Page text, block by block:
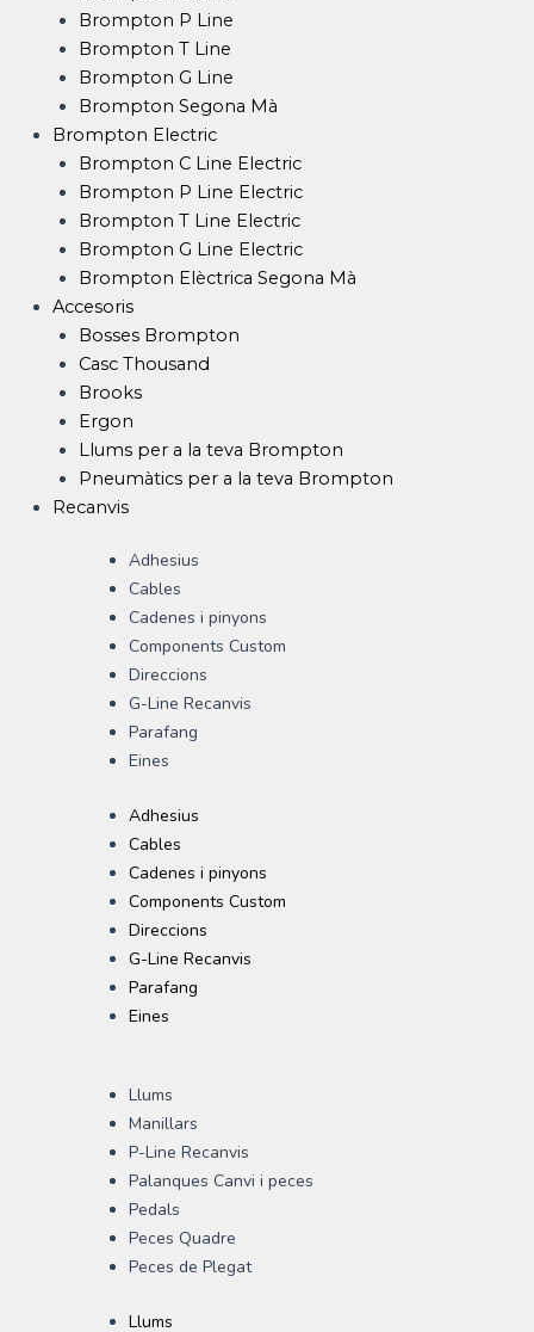
Brompton P Line
Brompton T Line
Brompton G Line
Brompton Segona Mà
Brompton Electric
Brompton C Line Electric
Brompton P Line Electric
Brompton T Line Electric
Brompton G Line Electric
Brompton Elèctrica Segona Mà
Accesoris
Bosses Brompton
Casc Thousand
Brooks
Ergon
Llums per a la teva Brompton
Pneumàtics per a la teva Brompton
Recanvis
Adhesius
Cables
Cadenes i pinyons
Components Custom
Direccions
G-Line Recanvis
Parafang
Eines
Adhesius
Cables
Cadenes i pinyons
Components Custom
Direccions
G-Line Recanvis
Parafang
Eines
Llums
Manillars
P-Line Recanvis
Palanques Canvi i peces
Pedals
Peces Quadre
Peces de Plegat
Llums